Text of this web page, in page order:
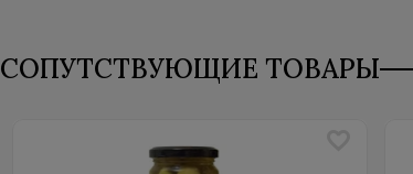
СОПУТСТВУЮЩИЕ ТОВАРЫ